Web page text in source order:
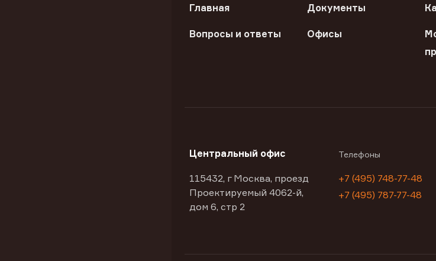
Главная Документы
Вопросы и ответы Офисы
Центральный офис
115432, г Москва, проезд
Проектируемый 4062-й,
дом 6, стр 2
Телефоны
+7 (495) 748-77-48
+7 (495) 787-77-48